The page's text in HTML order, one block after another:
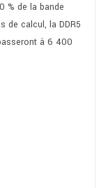
% de la bande
de calcul, la DDR5
à 6 400